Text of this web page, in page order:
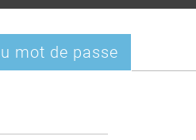
mot de passe